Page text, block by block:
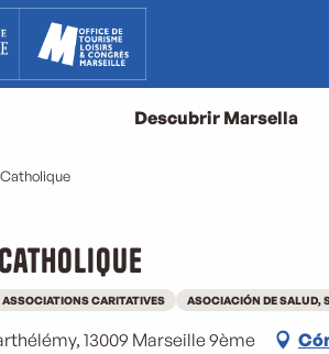
Descubrir Marsella
ASSOCIATIONS CARITATIVES ASOCIACIÓN DE SALUD,
13009 Marseille 9ème